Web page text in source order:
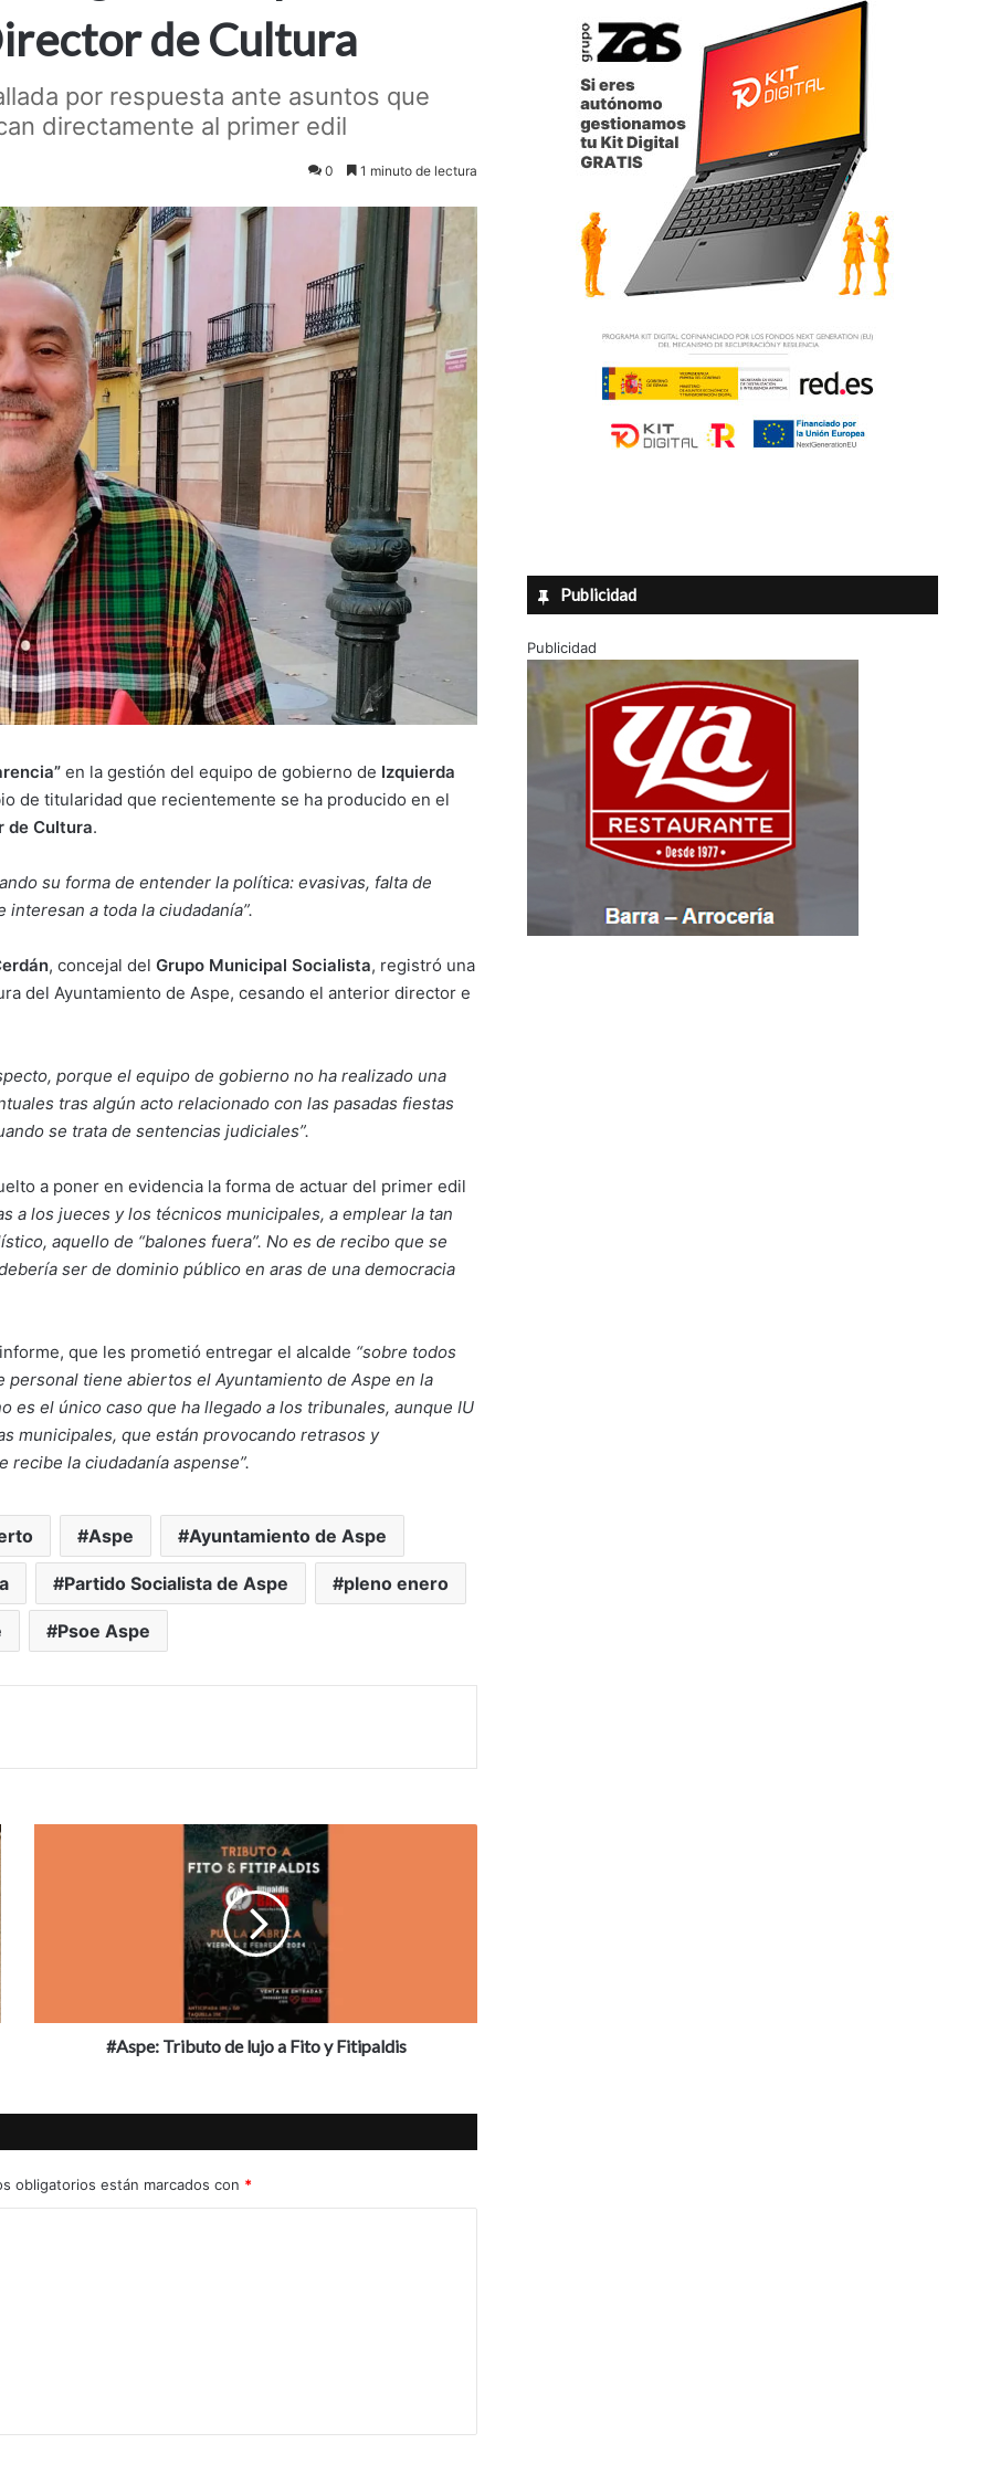
de Cultura
por respuesta ante asuntos que
directamente al primer edil
0 1 minuto de lectura
en la gestión del equipo de gobierno de Izquierda
de titularidad que recientemente se ha producido en el
de Cultura.
su forma de entender la política: evasivas, falta de
a toda la ciudadanía”.
, concejal del Grupo Municipal Socialista, registró una
del Ayuntamiento de Aspe, cesando el anterior director e
porque el equipo de gobierno no ha realizado una
tras algún acto relacionado con las pasadas fiestas
se trata de sentencias judiciales”.
a poner en evidencia la forma de actuar del primer edil
a los jueces y los técnicos municipales, a emplear la tan
aquello de “balones fuera”. No es de recibo que se
ser de dominio público en aras de una democracia
que les prometió entregar el alcalde “sobre todos
tiene abiertos el Ayuntamiento de Aspe en la
es el único caso que ha llegado a los tribunales, aunque IU
municipales, que están provocando retrasos y
la ciudadanía aspense”.
Aspe Ayuntamiento de Aspe
Partido Socialista de Aspe pleno enero
Psoe Aspe
#Aspe: Tributo de lujo a Fito y Fitipaldis
obligatorios están marcados con *
Publicidad
Publicidad